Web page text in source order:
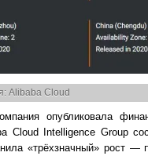
Alibaba Cloud
опубликовала
Cloud Intelligence Group
«трёхзначный» рост —